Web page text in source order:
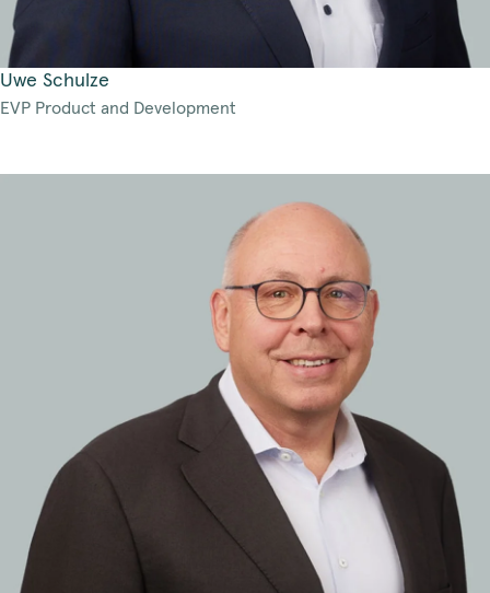
Uwe Schulze
EVP Product and Development